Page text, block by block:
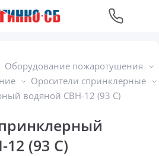
Оборудование пожаротушения
Оросители спринклерные
водяной CBН-12 (93 С)
12 (93 С)